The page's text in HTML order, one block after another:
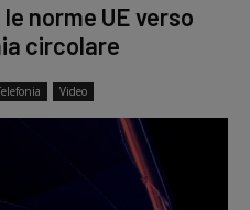
norme UE verso
circolare
Video